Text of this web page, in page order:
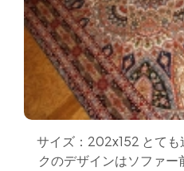
サイズ：202x152 とて
クのデザインはソファ